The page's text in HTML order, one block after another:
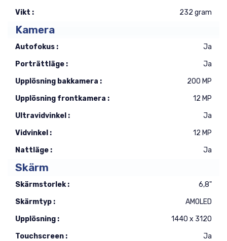
Vikt :
232 gram
Kamera
Autofokus :
Ja
Porträttläge :
Ja
Upplösning bakkamera :
200 MP
Upplösning frontkamera :
12 MP
Ultravidvinkel :
Ja
Vidvinkel :
12 MP
Nattläge :
Ja
Skärm
Skärmstorlek :
6,8"
Skärmtyp :
AMOLED
Upplösning :
1440 x 3120
Touchscreen :
Ja